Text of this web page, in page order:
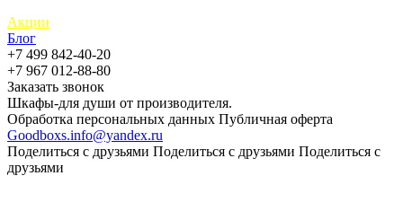
Акции
Блог
+7 499 842-40-20
+7 967 012-88-80
Заказать звонок
Шкафы-для души от производителя.
Обработка персональных данных Публичная оферта
Goodboxs.info@yandex.ru
Поделиться с друзьями Поделиться с друзьями Поделиться с
друзьями